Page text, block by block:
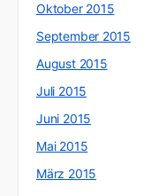
Oktober 2015
September 2015
August 2015
Juli 2015
Juni 2015
Mai 2015
März 2015